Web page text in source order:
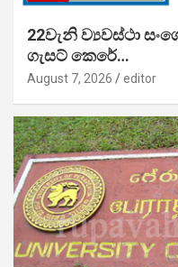
22වැනි ව්‍යවස්ථා
ගැසට් කෙරේ…
August 7, 2026 editor